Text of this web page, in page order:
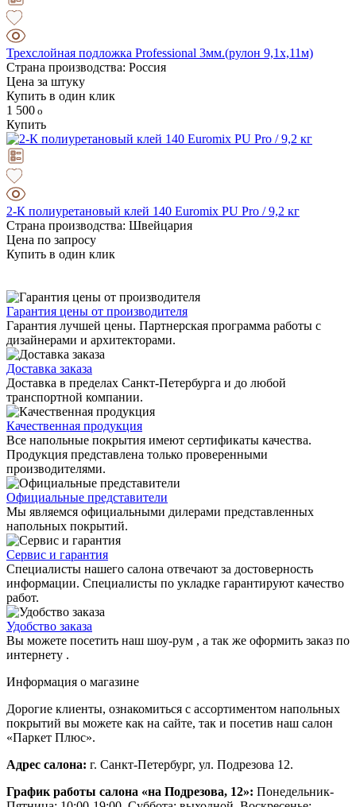
Трехслойная подложка Professional 3мм.(рулон 9,1х,11м)
Страна производства: Россия
Цена за штуку
Купить в один клик
1 500
Купить
2-К полиуретановый клей 140 Euromix PU Pro / 9,2 кг
Страна производства: Швейцария
Цена по запросу
Купить в один клик
Гарантия цены от производителя
Гарантия лучшей цены. Партнерская программа работы с
дизайнерами и архитекторами.
Доставка заказа
Доставка в пределах Санкт-Петербурга и до любой
транспортной компании.
Качественная продукция
Все напольные покрытия имеют сертификаты качества.
Продукция представлена только проверенными
производителями.
Официальные представители
Мы являемся официальными дилерами представленных
напольных покрытий.
Сервис и гарантия
Специалисты нашего салона отвечают за достоверность
информации. Специалисты по укладке гарантируют качество
работ.
Удобство заказа
Вы можете посетить наш шоу-рум , а так же оформить заказ по
интернету .
Информация о магазине
Дорогие клиенты, ознакомиться с ассортиментом напольных
покрытий вы можете как на сайте, так и посетив наш салон
«Паркет Плюс».
Адрес салона: г. Санкт-Петербург, ул. Подрезова 12.
График работы салона «на Подрезова, 12»: Понедельник-